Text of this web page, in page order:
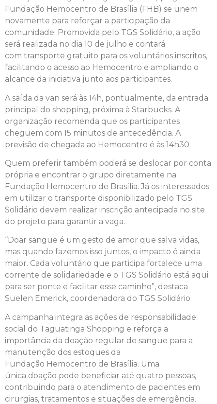
Fundação Hemocentro de Brasília (FHB) se unem
novamente para reforçar a participação da
comunidade. Promovida pelo TGS Solidário, a ação
será realizada no dia 10 de julho e contará
com transporte gratuito para os voluntários inscritos,
facilitando o acesso ao Hemocentro e ampliando o
alcance da iniciativa junto aos participantes.
A saída da van será às 14h, pontualmente, da entrada
principal do shopping, próxima à Starbucks. A
organização recomenda que os participantes
cheguem com 15 minutos de antecedência. A
previsão de chegada ao Hemocentro é às 14h30.
Quem preferir também poderá se deslocar por conta
própria e encontrar o grupo diretamente na
Fundação Hemocentro de Brasília. Já os interessados
em utilizar o transporte disponibilizado pelo TGS
Solidário devem realizar inscrição antecipada no site
do projeto para garantir a vaga.
“Doar sangue é um gesto de amor que salva vidas,
mas quando fazemos isso juntos, o impacto é ainda
maior. Cada voluntário que participa fortalece uma
corrente de solidariedade e o TGS Solidário está aqui
para ser ponte e facilitar esse caminho”, destaca
Suelen Emerick, coordenadora do TGS Solidário.
A campanha integra as ações de responsabilidade
social do Taguatinga Shopping e reforça a
importância da doação regular de sangue para a
manutenção dos estoques da
Fundação Hemocentro de Brasília. Uma
única doação pode beneficiar até quatro pessoas,
contribuindo para o atendimento de pacientes em
cirurgias, tratamentos e situações de emergência.